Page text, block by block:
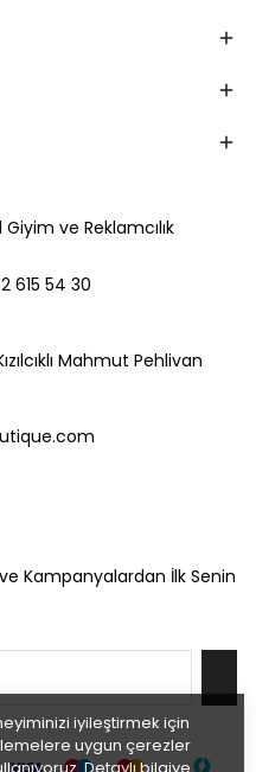
iyileştirmek için
uygun çerezler
ve Reklamcılık
615 54 30
Mahmut Pehlivan
Kampanyalardan İlk Senin